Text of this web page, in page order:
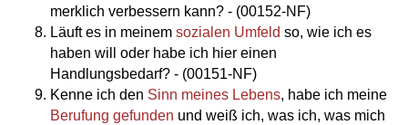
merklich verbessern kann? - (00152-NF)
Läuft es in meinem sozialen Umfeld so, wie ich es
haben will oder habe ich hier einen
Handlungsbedarf? - (00151-NF)
Kenne ich den Sinn meines Lebens, habe ich meine
Berufung gefunden und weiß ich, was ich, was mich